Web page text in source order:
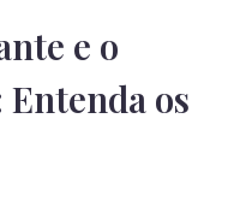
e o
os